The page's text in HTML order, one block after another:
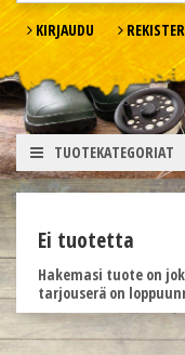
KIRJAUDU
TUOTEKATEGORIAT
Ei tuotetta
Hakemasi tuote on
tarjouserä on